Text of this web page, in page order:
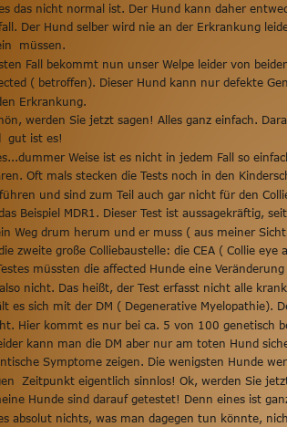
das nicht normal ist. Der Hund kann daher
Der Hund selber wird nie an der Erkrankung
müssen.
Fall bekommt nun unser Welpe leider von
( betroffen). Dieser Hund kann nur defekte
Erkrankung.
werden Sie jetzt sagen! Alles ganz einfach.
gut ist es!
Weise ist es nicht in jedem Fall so
Oft mals stecken die Tests noch in den
und sind zum Teil auch gar nicht für den
Beispiel MDR1. Dieser Test ist aussagekräftig,
Weg drum herum und er muss ( aus meiner
zweite große Colliebaustelle: die CEA ( Collie
müssten die affected Hunde eine
nicht. Das heißt, der Test erfasst nicht alle
es sich mit der DM ( Degenerative Myelopathie).
Hier kommt es nur bei ca. 5 von 100 genetisch
kann man die DM aber nur am toten Hund
Symptome zeigen. Die wenigsten Hunde
Zeitpunkt eigentlich sinnlos! Ok, werden Sie
Hunde sind darauf getestet! Denn eines ist
absolut nichts, was man dagegen tun könnte,